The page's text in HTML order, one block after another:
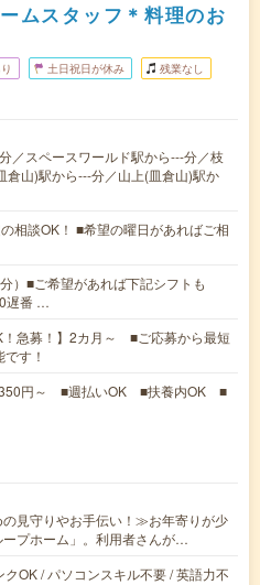
ムスタッフ＊料理のお
土日祝日が休み 残業なし
／スペースワールド駅から---分／枝
倉山)駅から---分／山上(皿倉山)駅か
相談OK！ ■希望の曜日があればご相
）■ご希望があれば下記シフトも
遅番 …
！急募！】2カ月～ ■ご応募から最短
す！
円～ ■週払いOK ■扶養内OK ■
見守りやお手伝い！≫お年寄りが少
ープホーム」。利用者さんが…
OK / パソコンスキル不要 / 英語力不